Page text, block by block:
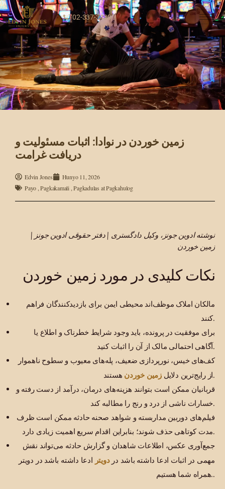
702-337-3430
زمین خوردن در نوادا: اثبات مسئولیت و
دریافت غرامت
Edvin Jones
Hunyo 11, 2026
Payo ,Pagkakamali ,Pagkadulas at Pagkahulog
زمین خوردن
نکات کلیدی در مورد زمین خوردن
مالکان املاک موظف‌اند محیطی ایمن برای بازدیدکنندگان فراهم
کنند.
برای موفقیت در پرونده، باید وجود شرایط خطرناک و اطلاع یا
آگاهی احتمالی مالک از آن را اثبات کنید.
کف‌های خیس، نورپردازی ضعیف، پله‌های معیوب و سطوح ناهموار
از رایج‌ترین دلایل زمین خوردن
هستند.
قربانیان ممکن است بتوانند هزینه‌های درمان، درآمد از دست رفته و
خسارات ناشی از درد و رنج را مطالبه کند.
فیلم‌های دوربین مداربسته و شواهد صحنه حادثه ممکن است ظرف
مدت کوتاهی حذف شوند؛ بنابراین اقدام سریع اهمیت زیادی دارد.
جمع‌آوری عکس، اطلاعات شاهدان و گزارش حادثه می‌تواند نقش
مهمی در اثبات ادعا داشته باشد دردویتر ادعا داشته باشد در دویتر
همراه شما هستیم..